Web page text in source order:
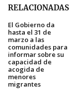
RELACIONADAS
El Gobierno da
hasta el 31 de
marzo a las
comunidades para
informar sobre su
capacidad de
acogida de
menores
migrantes